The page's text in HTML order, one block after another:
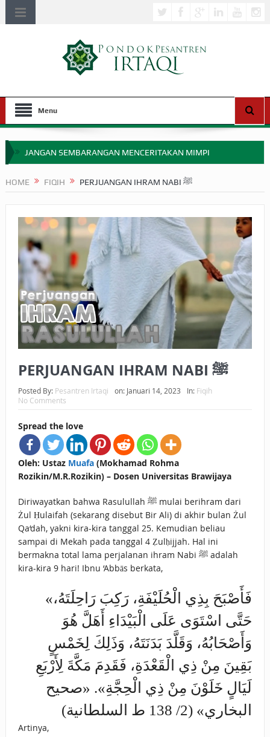
Menu
JANGAN SEMBARANGAN MENCERITAKAN MIMPI
APAKAH ULAMA SALEH PERLU MASUK SCOPUS?
APA HUKUM MEMPERCEPAT PEMBAYARAN ZAKAT
SEBELUM TIBA SAAT WAJIB?
HAKIKAT NIKMAT DI DUNIA!
BAGAIMANA CARA MEMBAYAR ZAKAT UANG?
UANG HARAM BISA MENJADI HALAL JIKA SEBAB
KEPEMILIKANNYA BERUBAH
HUKUM MEMBAYAR ZAKAT DENGAN CARA MENGANGSUR
HUKUM MEMBAYAR ZAKAT KEPADA KERABAT SENDIRI
HOME FIQIH PERJUANGAN IHRAM NABI ﷺ
PERJUANGAN IHRAM NABI ﷺ
Posted By: Pesantren Irtaqi on: Januari 14, 2023 In: Fiqih
No Comments
Spread the love
Oleh: Ustaz Muafa(Mokhamad Rohma
Rozikin/M.R.Rozikin) – Dosen Universitas Brawijaya
Diriwayatkan bahwa Rasulullah ﷺ mulai berihram dari
Żul Ḥulaifah (sekarang disebut Bir Ali) di akhir bulan Żul
Qa‘dah, yakni kira-kira tanggal 25. Kemudian beliau
sampai di Mekah pada tanggal 4 Ẓulḥijjah. Hal ini
bermakna total lama perjalanan ihram Nabi ﷺ adalah
kira-kira 9 hari! Ibnu ‘Abbās berkata,
«فَأَصْبَحَ بِذِي الْحُلَيْفَةِ، رَكِبَ رَاحِلَتَهُ،
حَتَّى اسْتَوَى عَلَى الْبَيْدَاءِ أَهَلَّ هُوَ
وَأَصْحَابُهُ، وَقَلَّدَ بَدَنَتَهُ، وَذَلِكَ لِخَمْسٍ
بَقِينَ مِنْ ذِي الْقَعْدَةِ، فَقَدِمَ مَكَّةَ لِأَرْبَعِ
لَيَالٍ خَلَوْنَ مِنْ ذِي الْحِجَّةِ». «صحيح
البخاري» (2/ 138 ط السلطانية)
Artinya,